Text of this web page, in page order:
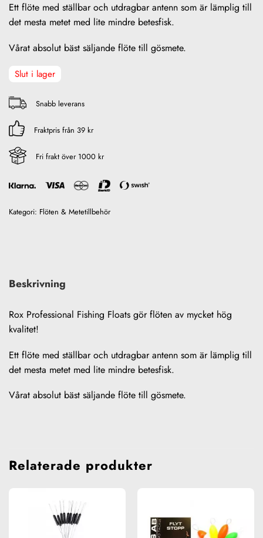
Ett flöte med ställbar och utdragbar antenn som är lämplig till
det mesta metet med lite mindre betesfisk.
Vårat absolut bäst säljande flöte till gösmete.
Slut i lager
Snabb leverans
Fraktpris från 39 kr
Fri frakt över 1000 kr
Kategori: Flöten & Metetillbehör
Beskrivning
Rox Professional Fishing Floats gör flöten av mycket hög
kvalitet!
Ett flöte med ställbar och utdragbar antenn som är lämplig till
det mesta metet med lite mindre betesfisk.
Vårat absolut bäst säljande flöte till gösmete.
Relaterade produkter